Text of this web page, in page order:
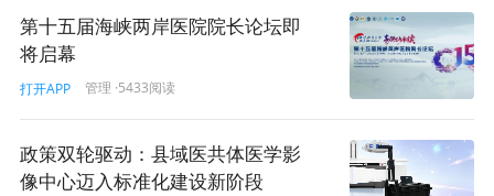
第十五届海峡两岸医院院长论坛即
将启幕
打开APP 管理 ·5433阅读
政策双轮驱动：县域医共体医学影
像中心迈入标准化建设新阶段